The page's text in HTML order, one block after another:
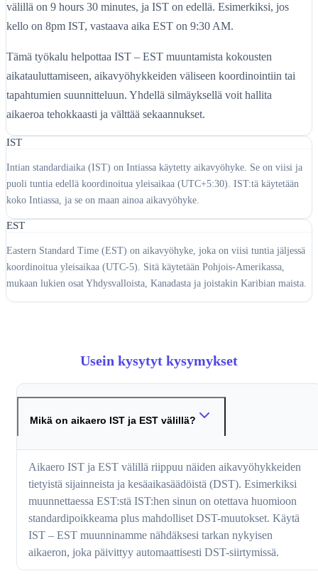
välillä on 9 hours 30 minutes, ja IST on edellä. Esimerkiksi, jos
kello on 8pm IST, vastaava aika EST on 9:30 AM.
Tämä työkalu helpottaa IST – EST muuntamista kokousten
aikatauluttamiseen, aikavyöhykkeiden väliseen koordinointiin tai
tapahtumien suunnitteluun. Yhdellä silmäyksellä voit hallita
aikaeroa tehokkaasti ja välttää sekaannukset.
IST
Intian standardiaika (IST) on Intiassa käytetty aikavyöhyke. Se on viisi ja
puoli tuntia edellä koordinoitua yleisaikaa (UTC+5:30). IST:tä käytetään
koko Intiassa, ja se on maan ainoa aikavyöhyke.
EST
Eastern Standard Time (EST) on aikavyöhyke, joka on viisi tuntia jäljessä
koordinoitua yleisaikaa (UTC-5). Sitä käytetään Pohjois-Amerikassa,
mukaan lukien osat Yhdysvalloista, Kanadasta ja joistakin Karibian maista.
Usein kysytyt kysymykset
Mikä on aikaero IST ja EST välillä?
Aikaero IST ja EST välillä riippuu näiden aikavyöhykkeiden
tietyistä sijainneista ja kesäaikasäädöistä (DST). Esimerkiksi
muunnettaessa EST:stä IST:hen sinun on otettava huomioon
standardipoikkeama plus mahdolliset DST-muutokset. Käytä
IST – EST muunninamme nähdäksesi tarkan nykyisen
aikaeron, joka päivittyy automaattisesti DST-siirtymissä.